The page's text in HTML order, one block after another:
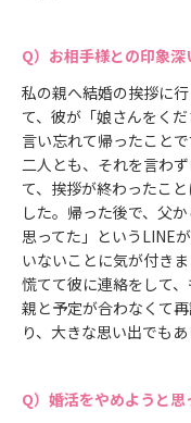
お相手様との印象深
私の親へ結婚の挨拶に
て、彼が「娘さんをく
言い忘れて帰ったことで
二人とも、それを言わ
て、挨拶が終わったこ
した。帰った後で、父
思ってた」というLINE
いないことに気が付きま
慌てて彼に連絡をして
親と予定が合わなくて
り、大きな思い出でもあ
婚活をやめようと思